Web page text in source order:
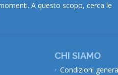
A questo scopo, cerca le
CHI SIAMO
Condizioni